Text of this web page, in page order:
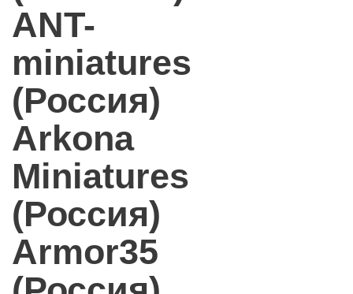
ANT-
miniatures
(Россия)
Arkona
Miniatures
(Россия)
Armor35